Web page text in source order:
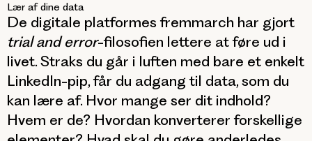
Lær af dine data
De digitale platformes fremmarch har gjort
trial and error-filosofien lettere at føre ud i
livet. Straks du går i luften med bare et enkelt
LinkedIn-pip, får du adgang til data, som du
kan lære af. Hvor mange ser dit indhold?
Hvem er de? Hvordan konverterer forskellige